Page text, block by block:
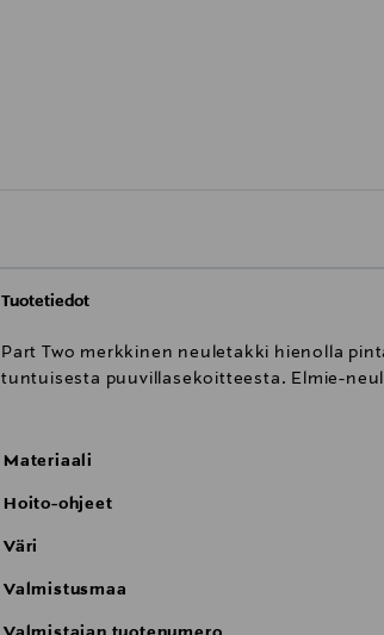
Tuotetiedot
Part Two merkkinen neuletakki hienolla
tuntuisesta puuvillasekoitteesta. Elmie-
Materiaali
Hoito-ohjeet
Väri
Valmistusmaa